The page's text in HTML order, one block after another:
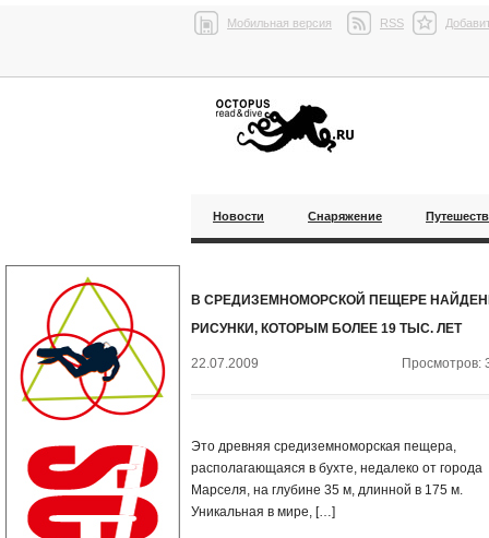
Мобильная версия RSS
Новости Снаряжение
В СРЕДИЗЕМНОМОРСКОЙ ПЕЩЕРЕ
РИСУНКИ, КОТОРЫМ БОЛЕЕ 19 ТЫС. ЛЕТ
22.07.2009 Просмотров:
Это древняя средиземноморская пещера,
располагающаяся в бухте, недалеко от города
Марселя, на глубине 35 м, длинной в 175 м.
Уникальная в мире, […]